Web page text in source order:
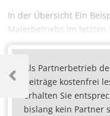
In der Übersicht Ein
Malerbetriebs Im letzten
Als Partnerbetrieb
Beiträge kostenfrei
erhalten Sie
bislang kein Partner